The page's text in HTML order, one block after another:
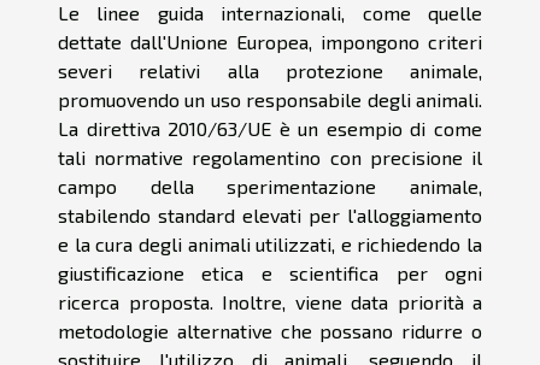
Le linee guida internazionali, come quelle
dettate dall'Unione Europea, impongono criteri
severi relativi alla protezione animale,
promuovendo un uso responsabile degli animali.
La direttiva 2010/63/UE è un esempio di come
tali normative regolamentino con precisione il
campo della sperimentazione animale,
stabilendo standard elevati per l'alloggiamento
e la cura degli animali utilizzati, e richiedendo la
giustificazione etica e scientifica per ogni
ricerca proposta. Inoltre, viene data priorità a
metodologie alternative che possano ridurre o
sostituire l'utilizzo di animali, seguendo il